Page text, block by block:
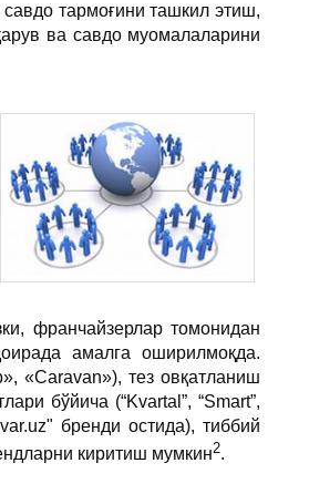
тармоғини ташкил этиш,
ва савдо муомалаларини
франчайзерлар томонидан
амалга оширилмоқда.
«Caravan»), тез овқатланиш
бўйича (“Kvartal”, “Smart”,
бренди остида), тиббий
киритиш мумкин2.